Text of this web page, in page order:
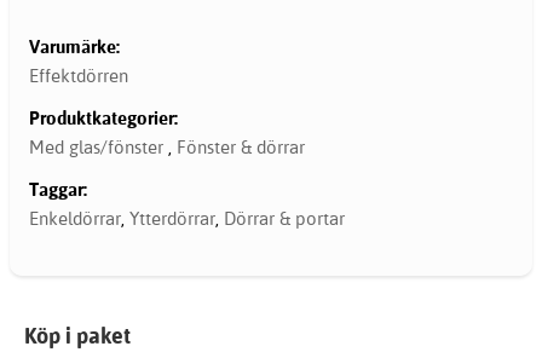
Varumärke:
Effektdörren
Produktkategorier:
Med glas/fönster
Fönster & dörrar
Taggar:
Enkeldörrar Ytterdörrar Dörrar & portar
Köp i paket